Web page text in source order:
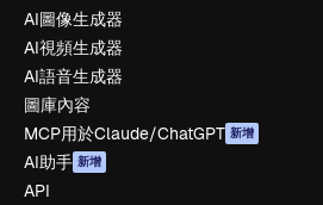
AI圖像生成器
AI視頻生成器
AI語音生成器
圖庫內容
MCP用於Claude/ChatGPT 新增
AI助手 新增
API